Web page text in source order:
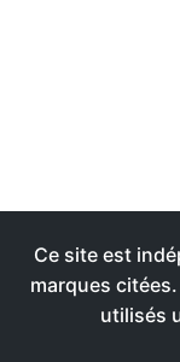
Ce site est
marques
utilisés